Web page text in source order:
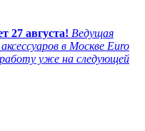
27 августа! Ведущая
в Москве Euro
уже на следующей